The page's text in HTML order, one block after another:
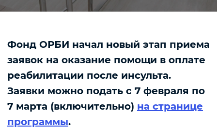
Фонд ОРБИ начал новый этап приема
заявок на оказание помощи в оплате
реабилитации после инсульта.
Заявки можно подать с 7 февраля по
7 марта (включительно) на странице
программы.